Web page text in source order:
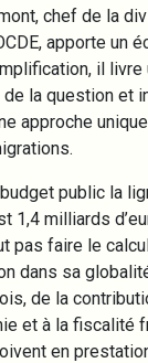
chef de la
apporte un
il livre
la question et
approche
public la
1,4 milliards
pas faire le
dans sa
de la
et à la fiscalité
en